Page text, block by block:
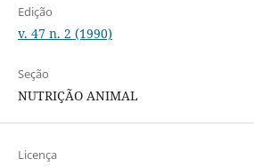
Edição
v. 47 n. 2 (1990)
Seção
NUTRIÇÃO ANIMAL
Licença